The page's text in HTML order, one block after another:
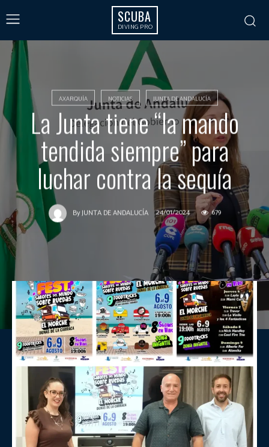
SCUBA
DIVING PRO
AXARQUÍA NOTICIAS JUNTA DE ANDALUCÍA
La Junta tiene “la mando
tendida siempre” para
luchar contra la sequía
ByJUNTA DE ANDALUCÍA 24/01/2024 679